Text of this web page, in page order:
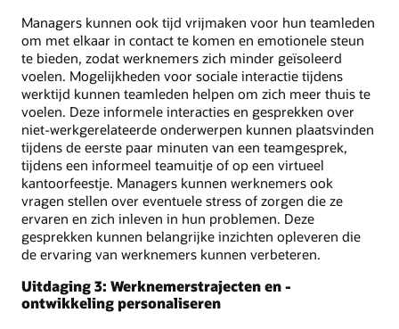
Managers kunnen ook tijd vrijmaken voor hun teamleden
om met elkaar in contact te komen en emotionele steun
te bieden, zodat werknemers zich minder geïsoleerd
voelen. Mogelijkheden voor sociale interactie tijdens
werktijd kunnen teamleden helpen om zich meer thuis te
voelen. Deze informele interacties en gesprekken over
niet-werkgerelateerde onderwerpen kunnen plaatsvinden
tijdens de eerste paar minuten van een teamgesprek,
tijdens een informeel teamuitje of op een virtueel
kantoorfeestje. Managers kunnen werknemers ook
vragen stellen over eventuele stress of zorgen die ze
ervaren en zich inleven in hun problemen. Deze
gesprekken kunnen belangrijke inzichten opleveren die
de ervaring van werknemers kunnen verbeteren.
Uitdaging 3: Werknemerstrajecten en -
ontwikkeling personaliseren